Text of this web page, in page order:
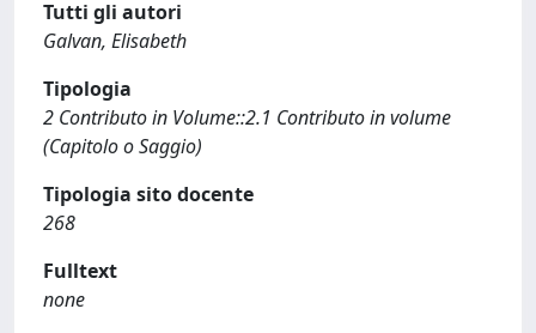
Tutti gli autori
Galvan, Elisabeth
Tipologia
2 Contributo in Volume::2.1 Contributo in volume
(Capitolo o Saggio)
Tipologia sito docente
268
Fulltext
none